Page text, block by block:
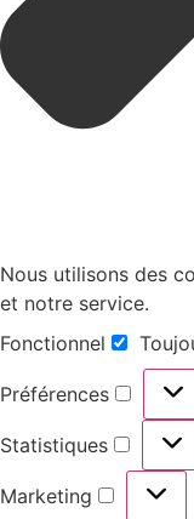
Nous utilisons des
et notre service.
Fonctionnel
Préférences
Statistiques
Marketing